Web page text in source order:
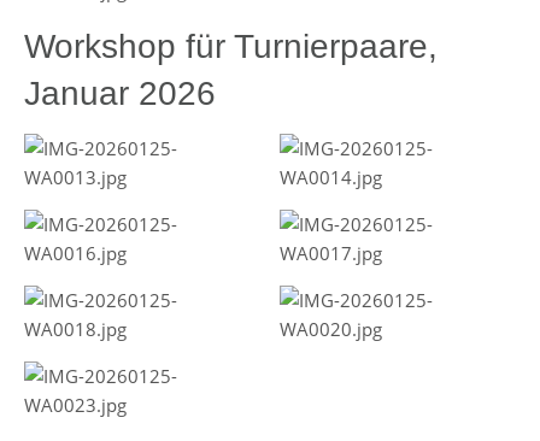
Workshop für Turnierpaare,
Januar 2026